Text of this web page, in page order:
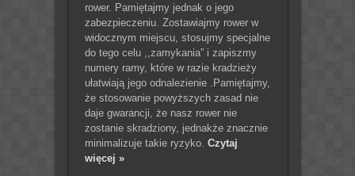
rower. Pamiętajmy jednak o jego
zabezpieczeniu. Zostawiajmy rower w
widocznym miejscu, stosujmy specjalne
do tego celu ,,zamykania” i zapiszmy
numery ramy, które w razie kradzieży
ułatwiają jego odnalezienie .Pamiętajmy,
że stosowanie powyższych zasad nie
daje gwarancji, że nasz rower nie
zostanie skradziony, jednakże znacznie
minimalizuje takie ryzyko. Czytaj
więcej »